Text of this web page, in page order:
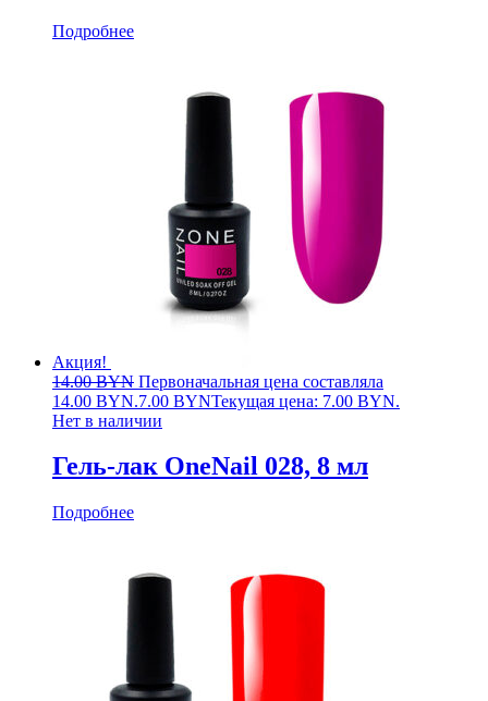
Подробнее
Акция!
14.00BYN Первоначальная цена составляла
14.00 BYN.7.00 BYNТекущая цена: 7.00 BYN.
Нет в наличии
Гель-лак OneNail 028, 8 мл
Подробнее